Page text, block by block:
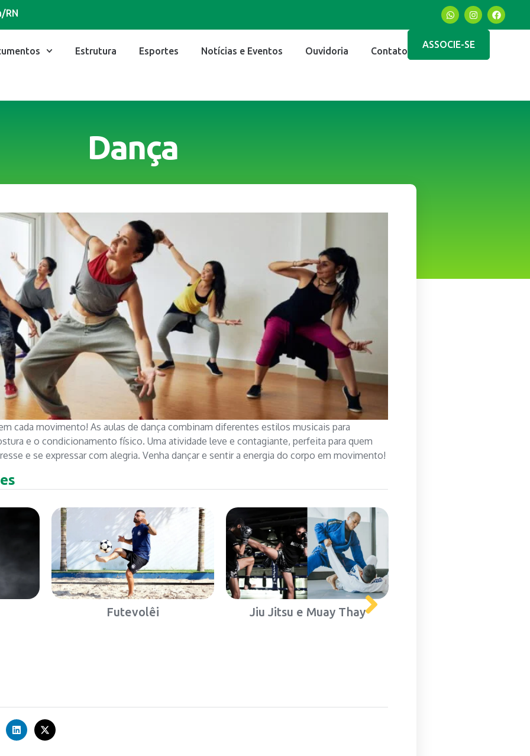
RN
Estrutura Esportes Notícias e Eventos Ouvidoria Contato
ASSOCIE-SE
Dança
cada movimento! As aulas de dança combinam diferentes estilos musicais para
e o condicionamento físico. Uma atividade leve e contagiante, perfeita para quem
e se expressar com alegria. Venha dançar e sentir a energia do corpo em movimento!
Futevolêi Jiu Jitsu e Muay Thay